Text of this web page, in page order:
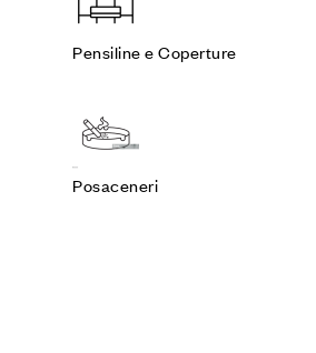
Pensiline e Coperture
Posaceneri